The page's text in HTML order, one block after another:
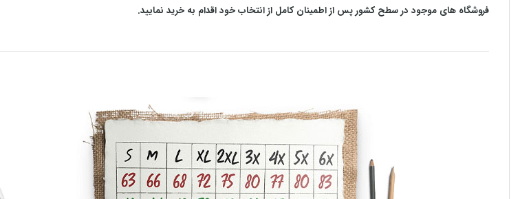
فروشگاه های موجود در سطح کشور پس از اطمینان کامل از انتخاب خود اقدام به خرید نمایید.